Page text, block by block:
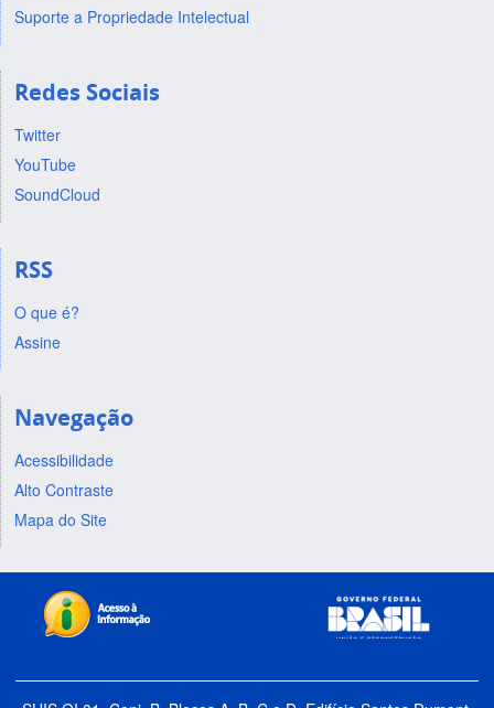
Suporte a Propriedade Intelectual
Redes Sociais
Twitter
YouTube
SoundCloud
RSS
O que é?
Assine
Navegação
Acessibilidade
Alto Contraste
Mapa do Site